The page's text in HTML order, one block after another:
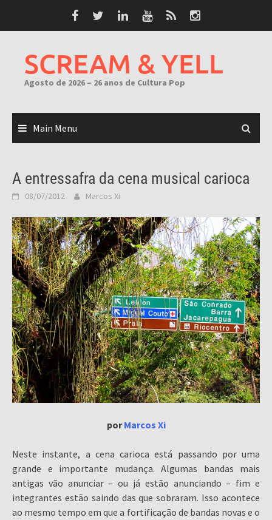
SCREAM & YELL
Agosto de 2026 – 26 anos de Cultura Pop
Main Menu
A entressafra da cena musical carioca
08/07/2012 Marcos Xi
porMarcos Xi
Neste instante, a cena carioca está passando por uma
grande e importante mudança. Algumas bandas mais
antigas vão anunciar – ou já estão anunciando – fim e
integrantes estão saindo das que sobraram. Isso acontece
ao mesmo tempo em que a fortificação de bandas novas e o